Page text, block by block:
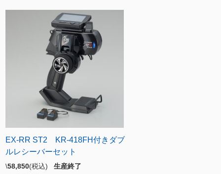
EX-RR ST2 KR-418FH付きダブ
ルレシーバーセット
\58,850(税込) 生産終了